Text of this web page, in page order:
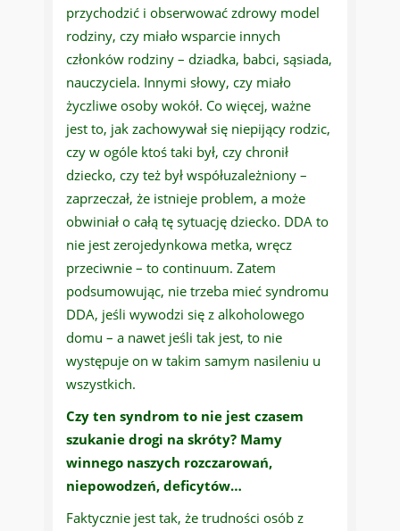
przychodzić i obserwować zdrowy model
rodziny, czy miało wsparcie innych
członków rodziny – dziadka, babci, sąsiada,
nauczyciela. Innymi słowy, czy miało
życzliwe osoby wokół. Co więcej, ważne
jest to, jak zachowywał się niepijący rodzic,
czy w ogóle ktoś taki był, czy chronił
dziecko, czy też był współuzależniony –
zaprzeczał, że istnieje problem, a może
obwiniał o całą tę sytuację dziecko. DDA to
nie jest zerojedynkowa metka, wręcz
przeciwnie – to continuum. Zatem
podsumowując, nie trzeba mieć syndromu
DDA, jeśli wywodzi się z alkoholowego
domu – a nawet jeśli tak jest, to nie
występuje on w takim samym nasileniu u
wszystkich.
Czy ten syndrom to nie jest czasem
szukanie drogi na skróty? Mamy
winnego naszych rozczarowań,
niepowodzeń, deficytów…
Faktycznie jest tak, że trudności osób z